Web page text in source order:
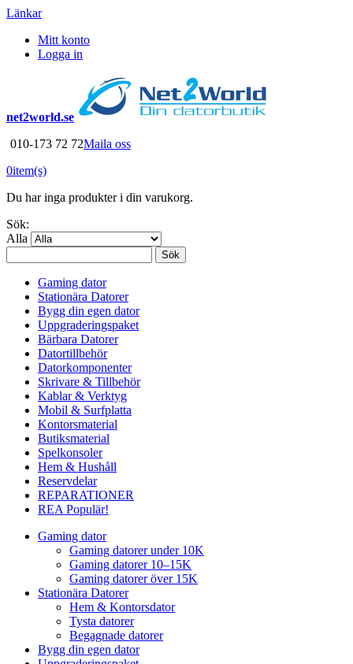
Länkar
Mitt konto
Logga in
net2world.se
010-173 72 72Maila oss
0item(s)
Du har inga produkter i din varukorg.
Sök:
Alla
Sök
Gaming dator
Stationära Datorer
Bygg din egen dator
Uppgraderingspaket
Bärbara Datorer
Datortillbehör
Datorkomponenter
Skrivare & Tillbehör
Kablar & Verktyg
Mobil & Surfplatta
Kontorsmaterial
Butiksmaterial
Spelkonsoler
Hem & Hushåll
Reservdelar
REPARATIONER
REA Populär!
Gaming dator
Gaming datorer under 10K
Gaming datorer 10–15K
Gaming datorer över 15K
Stationära Datorer
Hem & Kontorsdator
Tysta datorer
Begagnade datorer
Bygg din egen dator